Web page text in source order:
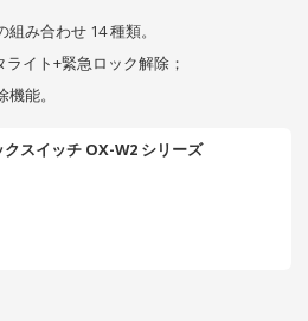
み合わせ 14 種類。
イト+緊急ロック解除；
能。
スイッチ OX-W2 シリーズ